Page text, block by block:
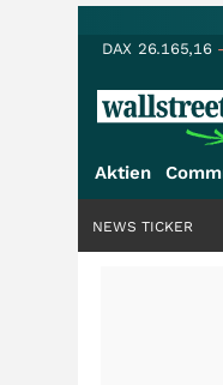
DAX 26.165,16
Aktien
NEWS TICKER